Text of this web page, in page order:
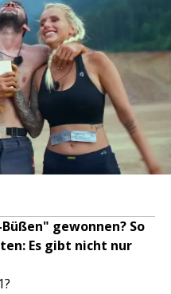
gewonnen? So
Es gibt nicht nur